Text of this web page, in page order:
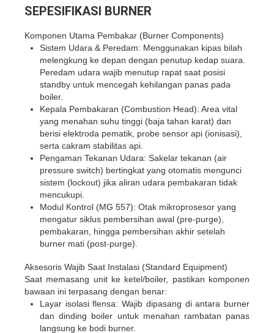
SEPESIFIKASI BURNER
Komponen Utama Pembakar (Burner Components)
Sistem Udara & Peredam: Menggunakan kipas bilah
melengkung ke depan dengan penutup kedap suara.
Peredam udara wajib menutup rapat saat posisi
standby untuk mencegah kehilangan panas pada
boiler.
Kepala Pembakaran (Combustion Head): Area vital
yang menahan suhu tinggi (baja tahan karat) dan
berisi elektroda pematik, probe sensor api (ionisasi),
serta cakram stabilitas api.
Pengaman Tekanan Udara: Sakelar tekanan (air
pressure switch) bertingkat yang otomatis mengunci
sistem (lockout) jika aliran udara pembakaran tidak
mencukupi.
Modul Kontrol (MG 557): Otak mikroprosesor yang
mengatur siklus pembersihan awal (pre-purge),
pembakaran, hingga pembersihan akhir setelah
burner mati (post-purge).
Aksesoris Wajib Saat Instalasi (Standard Equipment)
Saat memasang unit ke ketel/boiler, pastikan komponen
bawaan ini terpasang dengan benar:
Layar isolasi flensa: Wajib dipasang di antara burner
dan dinding boiler untuk menahan rambatan panas
langsung ke bodi burner.